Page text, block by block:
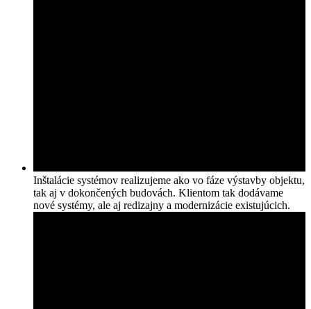
Inštalácie systémov realizujeme ako vo fáze výstavby objektu,
tak aj v dokončených budovách. Klientom tak dodávame
nové systémy, ale aj redizajny a modernizácie existujúcich.